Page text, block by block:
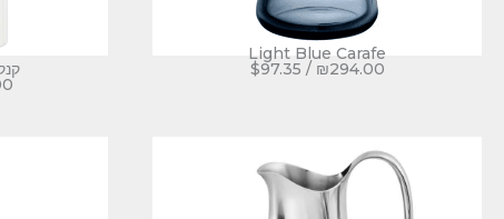
Light Blue Carafe
₪294.00
/
$97.35